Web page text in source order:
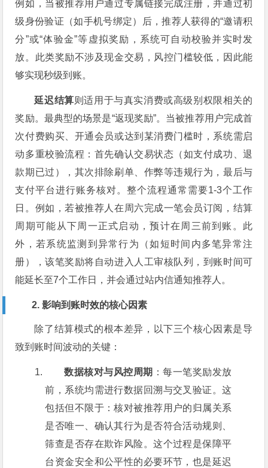
例如，当被推荐用户通过专属链接完成注册，并通过初
级身份验证（如手机号绑定）后，推荐人获得的“邀请积
分”或“体验金”等虚拟奖励，系统可自动校验并实时发
放。此类奖励不涉及现金交易，风控门槛较低，因此能
够实现秒级到账。
延迟结算则适用于与真实消费或高级别权限相关的
奖励。最典型的场景是“返现奖励”。当被推荐用户完成首
次付费购买、开通会员或达到某消费门槛时，系统需启
动多重校验流程：首先确认交易状态（如支付成功、退
款期已过），其次排除刷单、作弊等违规行为，最后与
支付平台进行账务核对。整个流程通常需要1-3个工作
日。例如，若被推荐人在周六完成一笔会员订阅，结算
周期可能从下周一正式启动，预计在周三前到账。此
外，若系统监测到异常行为（如短时间内多笔异常注
册），该笔奖励将自动进入人工审核队列，到账时间可
能延长至7个工作日，并会通过站内信通知推荐人。
2. 影响到账时效的核心因素
除了结算模式的根本差异，以下三个核心因素是导
致到账时间波动的关键：
数据核对与风控周期 ：每一笔奖励发放
前，系统均需进行数据回溯与交叉验证。这
包括但不限于：核对被推荐用户的归属关系
是否唯一、确认其行为是否符合活动规则、
筛查是否存在欺诈风险。这个过程是保障平
台资金安全和公平性的必要环节，也是延迟